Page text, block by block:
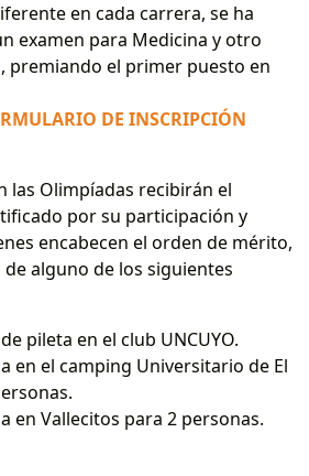
en cada carrera, se ha
examen para Medicina y otro
premiando el primer puesto en
DE INSCRIPCIÓN
las Olimpíadas recibirán el
por su participación y
encabecen el orden de mérito,
alguno de los siguientes
pileta en el club UNCUYO.
en el camping Universitario de El
en Vallecitos para 2 personas.